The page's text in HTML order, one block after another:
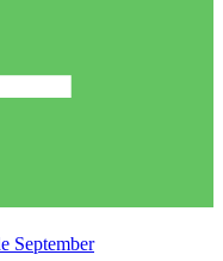
September